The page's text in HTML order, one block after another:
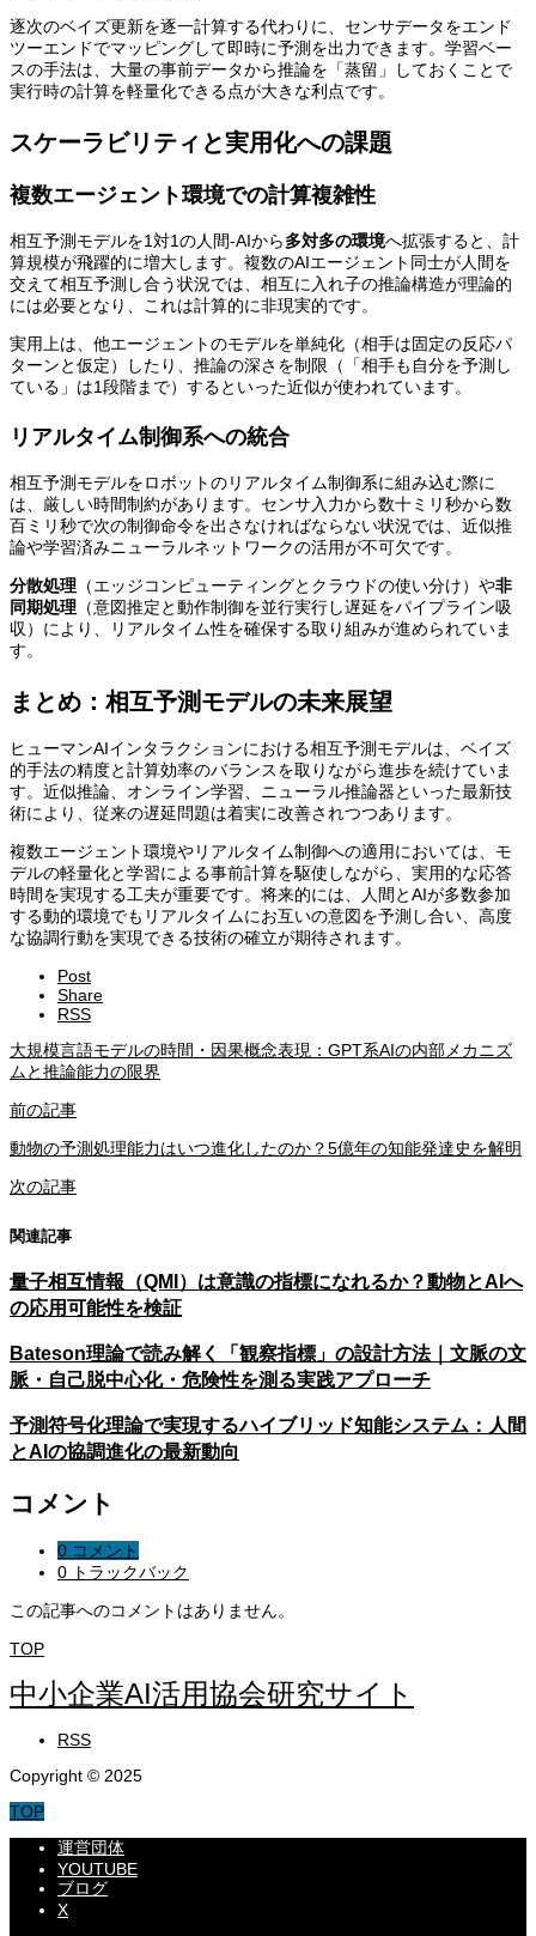
逐次のベイズ更新を逐一計算する代わりに、センサデータをエンド
ツーエンドでマッピングして即時に予測を出力できます。学習ベー
スの手法は、大量の事前データから推論を「蒸留」しておくことで
実行時の計算を軽量化できる点が大きな利点です。
スケーラビリティと実用化への課題
複数エージェント環境での計算複雑性
相互予測モデルを1対1の人間-AIから多対多の環境へ拡張すると、計
算規模が飛躍的に増大します。複数のAIエージェント同士が人間を
交えて相互予測し合う状況では、相互に入れ子の推論構造が理論的
には必要となり、これは計算的に非現実的です。
実用上は、他エージェントのモデルを単純化（相手は固定の反応パ
ターンと仮定）したり、推論の深さを制限（「相手も自分を予測し
ている」は1段階まで）するといった近似が使われています。
リアルタイム制御系への統合
相互予測モデルをロボットのリアルタイム制御系に組み込む際に
は、厳しい時間制約があります。センサ入力から数十ミリ秒から数
百ミリ秒で次の制御命令を出さなければならない状況では、近似推
論や学習済みニューラルネットワークの活用が不可欠です。
分散処理 （エッジコンピューティングとクラウドの使い分け）や非
同期処理 （意図推定と動作制御を並行実行し遅延をパイプライン吸
収）により、リアルタイム性を確保する取り組みが進められていま
す。
まとめ：相互予測モデルの未来展望
ヒューマンAIインタラクションにおける相互予測モデルは、ベイズ
的手法の精度と計算効率のバランスを取りながら進歩を続けていま
す。近似推論、オンライン学習、ニューラル推論器といった最新技
術により、従来の遅延問題は着実に改善されつつあります。
複数エージェント環境やリアルタイム制御への適用においては、モ
デルの軽量化と学習による事前計算を駆使しながら、実用的な応答
時間を実現する工夫が重要です。将来的には、人間とAIが多数参加
する動的環境でもリアルタイムにお互いの意図を予測し合い、高度
な協調行動を実現できる技術の確立が期待されます。
Post
Share
RSS
大規模言語モデルの時間・因果概念表現：GPT系AIの内部メカニズ
ムと推論能力の限界
前の記事
動物の予測処理能力はいつ進化したのか？5億年の知能発達史を解明
次の記事
関連記事
量子相互情報（QMI）は意識の指標になれるか？動物とAIへ
の応用可能性を検証
Bateson理論で読み解く「観察指標」の設計方法｜文脈の文
脈・自己脱中心化・危険性を測る実践アプローチ
予測符号化理論で実現するハイブリッド知能システム：人間
とAIの協調進化の最新動向
コメント
0 コメント
0 トラックバック
この記事へのコメントはありません。
TOP
中小企業AI活用協会研究サイト
RSS
Copyright © 2025
TOP
運営団体
YOUTUBE
ブログ
X